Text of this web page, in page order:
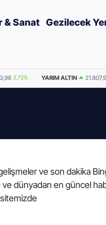
& Sanat Gezilecek
2,72% YARIM ALTIN
ve son dakika
dünyadan en güncel